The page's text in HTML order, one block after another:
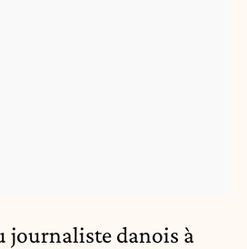
journaliste danois à